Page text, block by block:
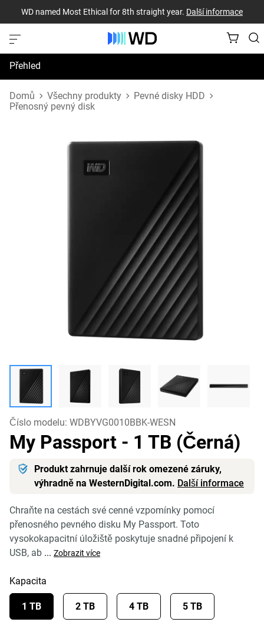
WD named Most Ethical for 8th straight year. Další informace
Přehled
Technické údaje
Domů Všechny produkty
Pevné disky HDD
Přenosný pevný disk
Číslo modelu: WDBYVG0010BBK-WESN
My Passport - 1 TB (Černá)
Produkt zahrnuje další rok omezené záruky,
výhradně na WesternDigital.com. Další informace
Chraňte na cestách své cenné vzpomínky pomocí
přenosného pevného disku My Passport. Toto
vysokokapacitní úložiště poskytuje snadné připojení k
USB, ab ... Zobrazit více
Kapacita
1 TB 2 TB 4 TB 5 TB